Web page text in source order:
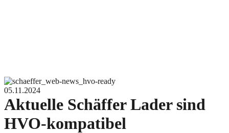
05.11.2024
Aktuelle Schäffer Lader sind
HVO-kompatibel